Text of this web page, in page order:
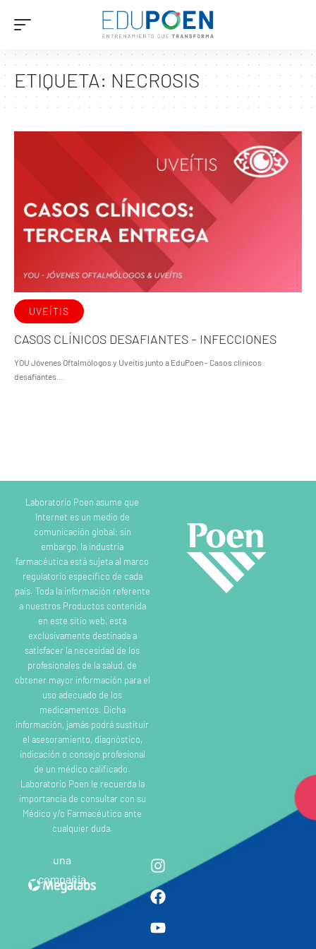
ETIQUETA:NECROSIS
UVEÍTIS
CASOS CLÍNICOS DESAFIANTES – INFECCIONES
YOU Jóvenes Oftalmólogos y Uveítis junto a EduPoen - Casos clínicos
desafiantes.…
Laboratorio Poen asume que
Internet es un medio de
comunicación global; sin
embargo, la industria
farmacéutica está sujeta al marco
regulatorio específico de cada
país. Toda la información referente
a nuestros Productos contenida
en este sitio web, esta
exclusivamente destinada a
satisfacer la necesidad de los
profesionales de la salud, de
obtener mayor información para el
uso adecuado de los
medicamentos. Dicha
información, jamás podrá sustituir
el asesoramiento, diagnóstico,
indicación o consejo profesional
de un médico calificado.
Laboratorio Poen le recuerda la
importancia de consultar con su
Médico y/o Farmacéutico ante
cualquier duda.
una
compañia